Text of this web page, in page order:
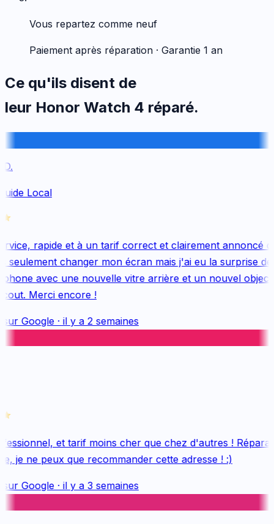
Vous repartez comme neuf
Paiement après réparation · Garantie 1 an
Ce qu'ils disent de
leur Honor Watch 4 réparé.
Local
rapide et à un tarif correct et clairement annoncé
seulement changer mon écran mais j'ai eu la surprise de
avec une nouvelle vitre arrière et un nouvel
Merci encore !
Google· il y a 2 semaines
et tarif moins cher que chez d'autres !
je ne peux que recommander cette adresse ! :)
Google· il y a 3 semaines